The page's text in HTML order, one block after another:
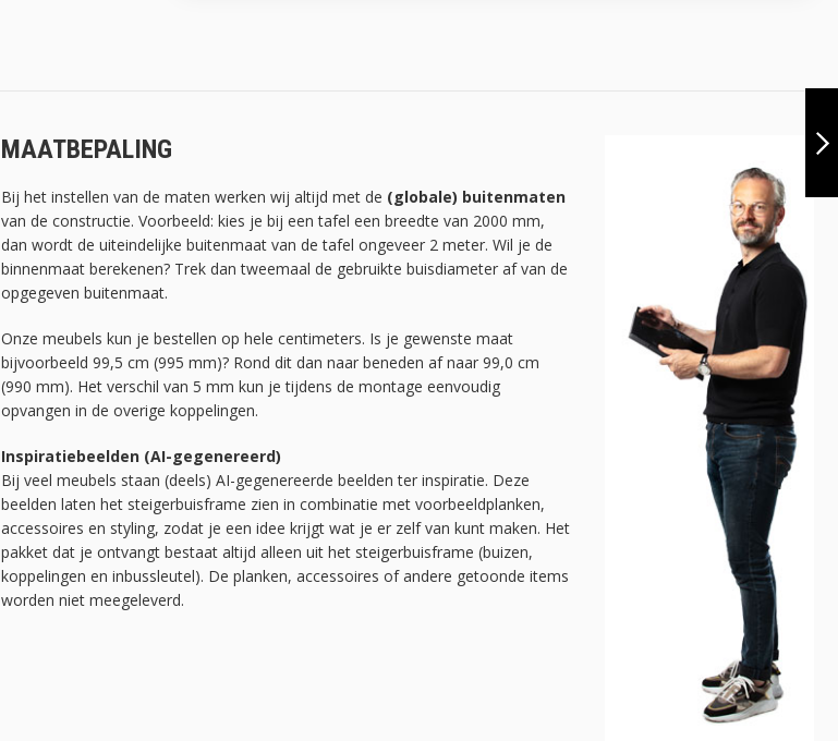
VOLGENDE
MAATBEPALING
Bij het instellen van de maten werken wij altijd met de (globale) buitenmaten
van de constructie. Voorbeeld: kies je bij een tafel een breedte van 2000 mm,
dan wordt de uiteindelijke buitenmaat van de tafel ongeveer 2 meter. Wil je de
binnenmaat berekenen? Trek dan tweemaal de gebruikte buisdiameter af van de
opgegeven buitenmaat.
Onze meubels kun je bestellen op hele centimeters. Is je gewenste maat
bijvoorbeeld 99,5 cm (995 mm)? Rond dit dan naar beneden af naar 99,0 cm
(990 mm). Het verschil van 5 mm kun je tijdens de montage eenvoudig
opvangen in de overige koppelingen.
Inspiratiebeelden (AI-gegenereerd)
Bij veel meubels staan (deels) AI-gegenereerde beelden ter inspiratie. Deze
beelden laten het steigerbuisframe zien in combinatie met voorbeeldplanken,
accessoires en styling, zodat je een idee krijgt wat je er zelf van kunt maken. Het
pakket dat je ontvangt bestaat altijd alleen uit het steigerbuisframe (buizen,
koppelingen en inbussleutel). De planken, accessoires of andere getoonde items
worden niet meegeleverd.